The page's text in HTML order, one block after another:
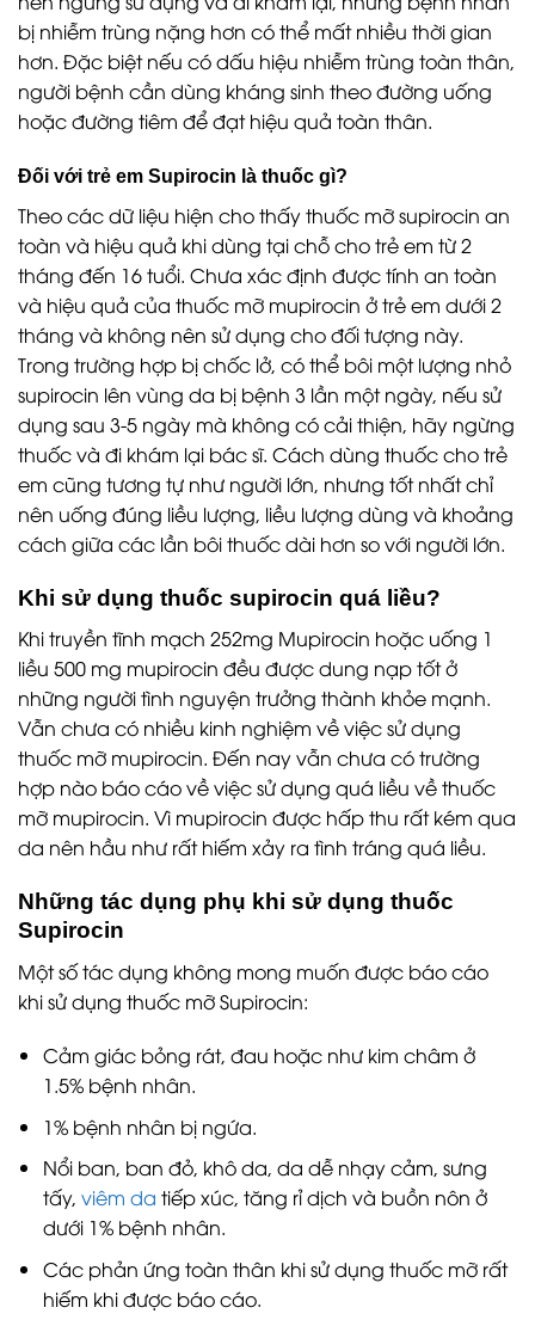
bị nhiễm trùng nặng hơn có thể mất nhiều thời gian
hơn. Đặc biệt nếu có dấu hiệu nhiễm trùng toàn thân,
người bệnh cần dùng kháng sinh theo đường uống
hoặc đường tiêm để đạt hiệu quả toàn thân.
Đối với trẻ em Supirocin là thuốc gì?
Theo các dữ liệu hiện cho thấy thuốc mỡ supirocin an
toàn và hiệu quả khi dùng tại chỗ cho trẻ em từ 2
tháng đến 16 tuổi. Chưa xác định được tính an toàn
và hiệu quả của thuốc mỡ mupirocin ở trẻ em dưới 2
tháng và không nên sử dụng cho đối tượng này.
Trong trường hợp bị chốc lở, có thể bôi một lượng nhỏ
supirocin lên vùng da bị bệnh 3 lần một ngày, nếu sử
dụng sau 3-5 ngày mà không có cải thiện, hãy ngừng
thuốc và đi khám lại bác sĩ. Cách dùng thuốc cho trẻ
em cũng tương tự như người lớn, nhưng tốt nhất chỉ
nên uống đúng liều lượng, liều lượng dùng và khoảng
cách giữa các lần bôi thuốc dài hơn so với người lớn.
Khi sử dụng thuốc supirocin quá liều?
Khi truyền tĩnh mạch 252mg Mupirocin hoặc uống 1
liều 500 mg mupirocin đều được dung nạp tốt ở
những người tình nguyện trưởng thành khỏe mạnh.
Vẫn chưa có nhiều kinh nghiệm về việc sử dụng
thuốc mỡ mupirocin. Đến nay vẫn chưa có trường
hợp nào báo cáo về việc sử dụng quá liều về thuốc
mỡ mupirocin. Vì mupirocin được hấp thu rất kém qua
da nên hầu như rất hiếm xảy ra tình tráng quá liều.
Những tác dụng phụ khi sử dụng thuốc
Supirocin
Một số tác dụng không mong muốn được báo cáo
khi sử dụng thuốc mỡ Supirocin:
Cảm giác bỏng rát, đau hoặc như kim châm ở
1.5% bệnh nhân.
1% bệnh nhân bị ngứa.
Nổi ban, ban đỏ, khô da, da dễ nhạy cảm, sưng
tấy, viêm da tiếp xúc, tăng rỉ dịch và buồn nôn ở
dưới 1% bệnh nhân.
Các phản ứng toàn thân khi sử dụng thuốc mỡ rất
hiếm khi được báo cáo.